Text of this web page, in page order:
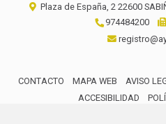
Plaza de España, 2 22600
974484200
CONTACTO MAPA WEB AVISO
ACCESIBILIDAD